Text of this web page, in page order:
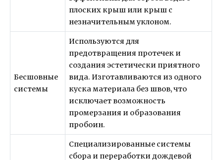
плоских крыш или крыш с
незначительным уклоном.
Бесшовные
системы
Используются для
предотвращения протечек и
создания эстетически приятного
вида. Изготавливаются из одного
куска материала без швов, что
исключает возможность
промерзания и образования
пробоин.
Специализированные системы
сбора и переработки дождевой